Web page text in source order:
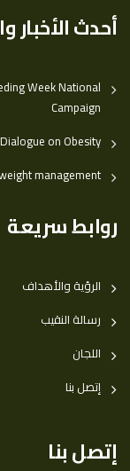
أحدث الأخبار
Week National
Campaign
on Obesity
management
روابط سريعة
الرؤية والأهداف
رسالة النقيب
اللجان
إتصل بنا
إتصل بنا